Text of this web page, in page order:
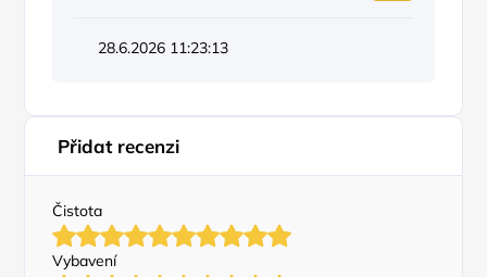
28.6.2026 11:23:13
Přidat recenzi
Čistota
Vybavení